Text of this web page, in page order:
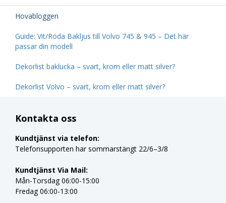
Hovabloggen
Guide: Vit/Röda Bakljus till Volvo 745 & 945 – Det här
passar din modell
Dekorlist baklucka – svart, krom eller matt silver?
Dekorlist Volvo – svart, krom eller matt silver?
Kontakta oss
Kundtjänst via telefon:
Telefonsupporten har sommarstängt 22/6–3/8
Kundtjänst Via Mail:
Mån-Torsdag 06:00-15:00
Fredag 06:00-13:00